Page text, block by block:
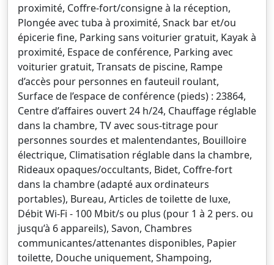
proximité, Coffre-fort/consigne à la réception,
Plongée avec tuba à proximité, Snack bar et/ou
épicerie fine, Parking sans voiturier gratuit, Kayak à
proximité, Espace de conférence, Parking avec
voiturier gratuit, Transats de piscine, Rampe
d’accès pour personnes en fauteuil roulant,
Surface de l’espace de conférence (pieds) : 23864,
Centre d’affaires ouvert 24 h/24, Chauffage réglable
dans la chambre, TV avec sous-titrage pour
personnes sourdes et malentendantes, Bouilloire
électrique, Climatisation réglable dans la chambre,
Rideaux opaques/occultants, Bidet, Coffre-fort
dans la chambre (adapté aux ordinateurs
portables), Bureau, Articles de toilette de luxe,
Débit Wi-Fi - 100 Mbit/s ou plus (pour 1 à 2 pers. ou
jusqu’à 6 appareils), Savon, Chambres
communicantes/attenantes disponibles, Papier
toilette, Douche uniquement, Shampoing,